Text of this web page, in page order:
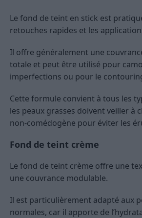
Le fond de teint en stick est
retouches rapides et les
Il offre généralement une
totale et peut être utilisé pour
imperfections ou pour le
Cette formule convient à tous les
les peaux grasses doivent veiller à
non-comédogène pour éviter les
Fond de teint crème
Le fond de teint crème offre une
une couvrance modulable.
Il est particulièrement adapté aux
normales, car il apporte de